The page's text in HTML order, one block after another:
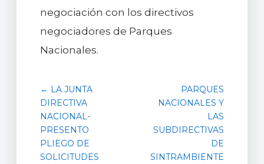
negociación con los directivos
negociadores de Parques
Nacionales.
← LA JUNTA
DIRECTIVA
NACIONAL-
PRESENTO
PLIEGO DE
SOLICITUDES
PARQUES
NACIONALES Y
LAS
SUBDIRECTIVAS
DE
SINTRAMBIENTE